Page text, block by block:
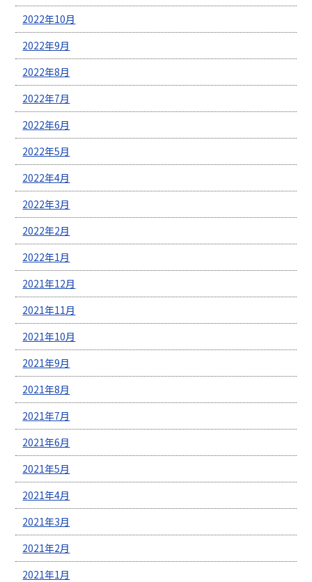
2022年10月
2022年9月
2022年8月
2022年7月
2022年6月
2022年5月
2022年4月
2022年3月
2022年2月
2022年1月
2021年12月
2021年11月
2021年10月
2021年9月
2021年8月
2021年7月
2021年6月
2021年5月
2021年4月
2021年3月
2021年2月
2021年1月